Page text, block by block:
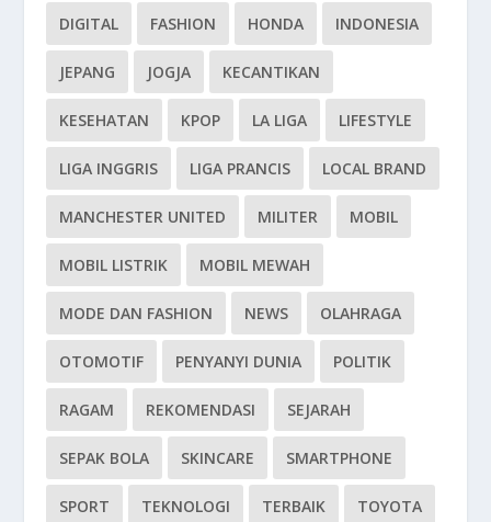
DIGITAL FASHION HONDA INDONESIA
JEPANG JOGJA KECANTIKAN
KESEHATAN KPOP LA LIGA LIFESTYLE
LIGA INGGRIS LIGA PRANCIS LOCAL BRAND
MANCHESTER UNITED MILITER MOBIL
MOBIL LISTRIK MOBIL MEWAH
MODE DAN FASHION NEWS OLAHRAGA
OTOMOTIF PENYANYI DUNIA POLITIK
RAGAM REKOMENDASI SEJARAH
SEPAK BOLA SKINCARE SMARTPHONE
SPORT TEKNOLOGI TERBAIK TOYOTA